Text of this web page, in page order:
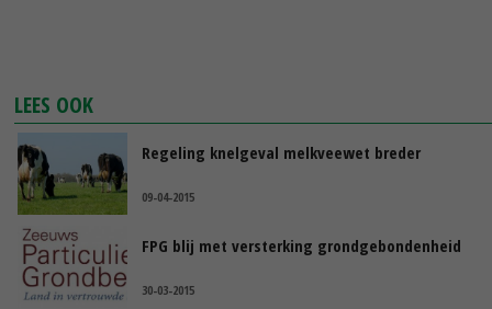
LEES OOK
Regeling knelgeval melkveewet breder
09-04-2015
FPG blij met versterking grondgebondenheid
30-03-2015